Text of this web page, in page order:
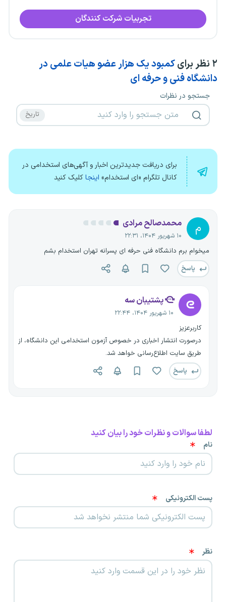
تجربیات شرکت کنندگان
۲ نظر برایکمبود یک هزار عضو هیات علمی در
دانشگاه فنی و حرفه ای
جستجو در نظرات
برای دریافت جدیدترین اخبار و آگهی‌های استخدامی در
کانال تلگرام «ای استخدام» اینجاکلیک کنید
م محمدصالح مرادی
۱۰ شهریور ۱۴۰۴، ۲۲:۳۱
میخوام برم دانشگاه فنی حرفه ای پسرانه تهران استخدام بشم
پاسخ
پشتیبان سه
۱۰ شهریور ۱۴۰۴، ۲۲:۴۴
کاربرعزیز
درصورت انتشار اخباری در خصوص آزمون استخدامی این دانشگاه، از
طریق سایت اطلاع‌رسانی خواهد شد.
پاسخ
لطفا سوالات و نظرات خود را بیان کنید
نام
پست الکترونیکی
نظر